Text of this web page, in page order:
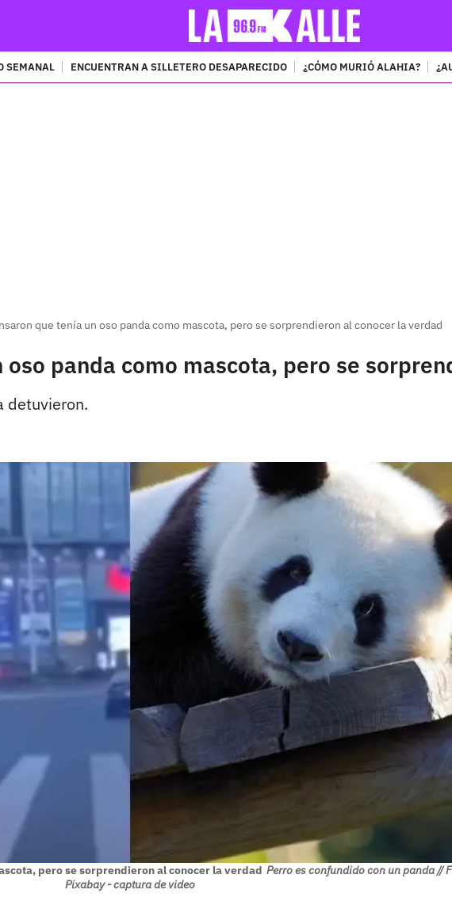
SEMANAL ENCUENTRAN A SILLETERO DESAPARECIDO ¿CÓMO MURIÓ ALAHIA?
que tenía un oso panda como mascota, pero se sorprendieron al conocer la verdad
oso panda como mascota, pero se
detuvieron.
pero se sorprendieron al conocer la verdad Perro es confundido con un panda //
Pixabay - captura de video